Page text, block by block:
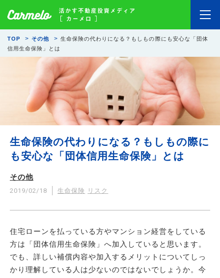
TOP その他
生命保険の代わりになる？もしもの際にも安心な「団体
信用生命保険」とは
生命保険の代わりになる？もしもの際に
も安心な「団体信用生命保険」とは
その他
2019/02/18 生命保険 リスク
住宅ローンを払っている方やマンション経営をしている
方は「団体信用生命保険」へ加入していると思います。
でも、詳しい補償内容や加入するメリットについてしっ
かり理解している人は少ないのではないでしょうか。今